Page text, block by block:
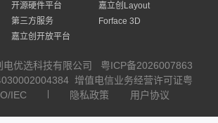
开源硬件平台
嘉立创Layout
第三方服务
Forface 3D
嘉立创开放平台
优选科技有限公司
粤ICP备2026007863
增值电信业务经营许可证粤
IEC 隐私政策 用户协议